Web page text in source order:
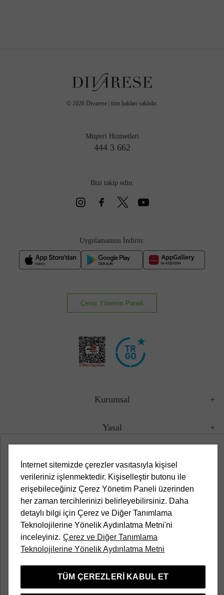
© 2026 Divarese | tüm hakları saklıdır.
Müşteri Hizmetleri
444 3 662
Bizi takip edin:
Uygulamamızı İndirin:
Çerez Yönetim Paneli
Kurumsal
Yasal
Kampanyalar
Popüler Kategoriler
Türkçe
İnternet sitemizde çerezler vasıtasıyla kişisel
verileriniz işlenmektedir. Kişiselleştir butonu ile
erişebileceğiniz Çerez Yönetim Paneli üzerinden
her zaman tercihlerinizi belirleyebilirsiniz. Daha
detaylı bilgi için Çerez ve Diğer Tanımlama
Teknolojilerine Yönelik Aydınlatma Metni'ni
inceleyiniz. Çerez ve Diğer Tanımlama
Teknolojilerine Yönelik Aydınlatma Metni
TÜM ÇEREZLERI KABUL ET